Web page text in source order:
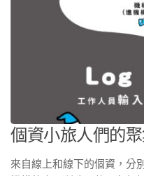
個資小旅人們的聚
來自線上和線下的個資，分